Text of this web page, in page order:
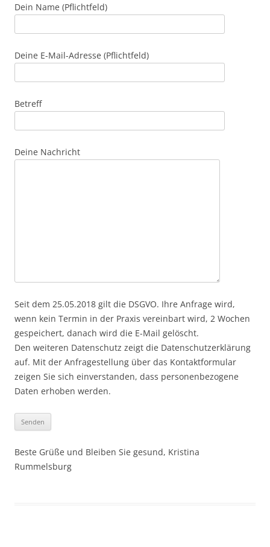
Dein Name (Pflichtfeld)
Deine E-Mail-Adresse (Pflichtfeld)
Betreff
Deine Nachricht
Seit dem 25.05.2018 gilt die DSGVO. Ihre Anfrage wird,
wenn kein Termin in der Praxis vereinbart wird, 2 Wochen
gespeichert, danach wird die E-Mail gelöscht.
Den weiteren Datenschutz zeigt die Datenschutzerklärung
auf. Mit der Anfragestellung über das Kontaktformular
zeigen Sie sich einverstanden, dass personenbezogene
Daten erhoben werden.
Beste Grüße und Bleiben Sie gesund, Kristina
Rummelsburg